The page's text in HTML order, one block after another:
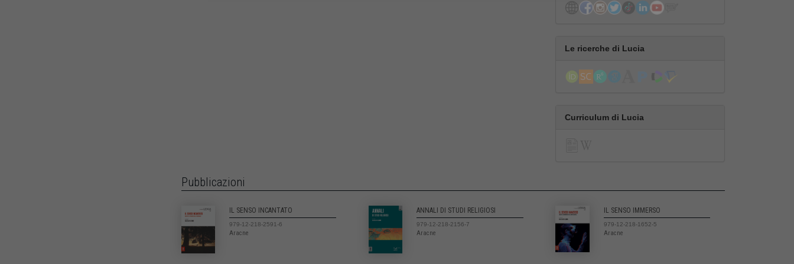
Le ricerche di Lucia
Curriculum di Lucia
Pubblicazioni
IL SENSO INCANTATO
979-12-218-2591-6
Aracne
ANNALI DI STUDI RELIGIOSI
979-12-218-2156-7
Aracne
IL SENSO IMMERSO
979-12-218-1652-5
Aracne